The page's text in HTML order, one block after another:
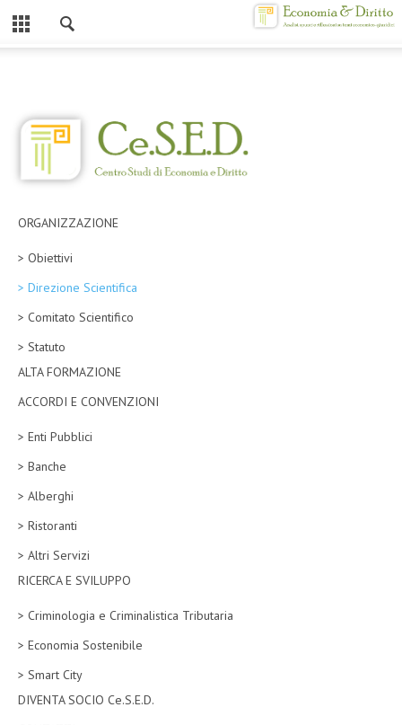
CHI SIAMO
CONTATTI
CENTRO STUDI
ATTO COSTITUTIVO E STATUTO
ORGANIZZAZIONE
ALTA FORMAZIONE
DIVENTA SOCIO
BROCHURE CE.S.E.D.
COMITATO SCIENTIFICO
COMITATO EDITORIALE
REDAZIONE
ORGANIZZAZIONE
> Obiettivi
> Direzione Scientifica
> Comitato Scientifico
> Statuto
ALTA FORMAZIONE
ACCORDI E CONVENZIONI
> Enti Pubblici
> Banche
> Alberghi
> Ristoranti
> Altri Servizi
RICERCA E SVILUPPO
> Criminologia e Criminalistica Tributaria
> Economia Sostenibile
> Smart City
DIVENTA SOCIO Ce.S.E.D.